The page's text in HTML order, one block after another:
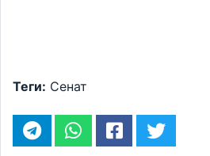
Теги: Сенат